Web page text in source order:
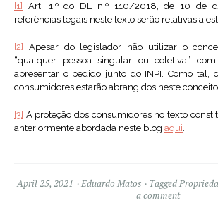
[1]
Art. 1.º do DL n.º 110/2018, de 10 de
referências legais neste texto serão relativas a
[2]
Apesar do legislador não utilizar o
“qualquer pessoa singular ou coletiva”
apresentar o pedido junto do INPI. Como tal,
consumidores estarão abrangidos neste
[3] A proteção dos consumidores no texto
anteriormente abordada neste blog aqui.
April 25, 2021 Eduardo Matos Tagged
a comment